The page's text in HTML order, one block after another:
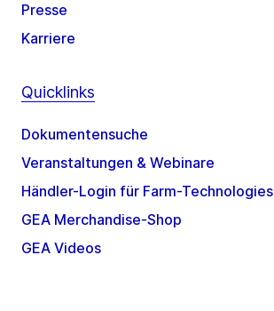
Presse
Karriere
Quicklinks
Dokumentensuche
Veranstaltungen & Webinare
Händler-Login für Farm-Technologies
GEA Merchandise-Shop
GEA Videos